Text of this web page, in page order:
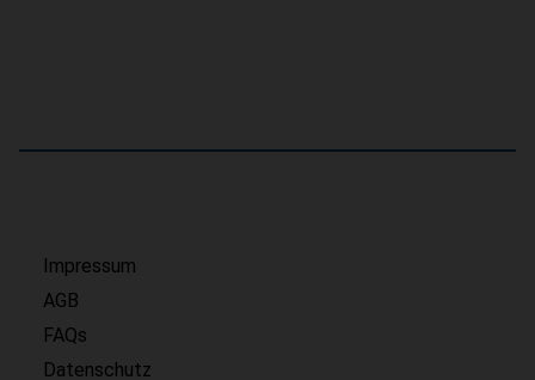
Impressum
AGB
FAQs
Datenschutz